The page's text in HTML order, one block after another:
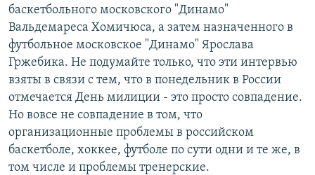
баскетбольного московского "Динамо"
Вальдемареса Хомичюса, а затем назначенного в
футбольное московское "Динамо" Ярослава
Гржебика. Не подумайте только, что эти интервью
взяты в связи с тем, что в понедельник в России
отмечается День милиции - это просто совпадение.
Но вовсе не совпадение в том, что
организационные проблемы в российском
баскетболе, хоккее, футболе по сути одни и те же, в
том числе и проблемы тренерские.